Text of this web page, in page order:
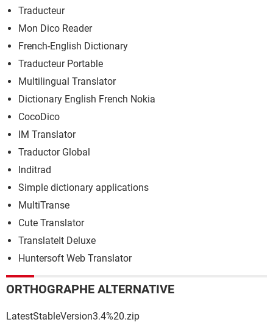
Traducteur
Mon Dico Reader
French-English Dictionary
Traducteur Portable
Multilingual Translator
Dictionary English French Nokia
CocoDico
IM Translator
Traductor Global
Inditrad
Simple dictionary applications
MultiTranse
Cute Translator
TranslateIt Deluxe
Huntersoft Web Translator
ORTHOGRAPHE ALTERNATIVE
LatestStableVersion3.4%20.zip